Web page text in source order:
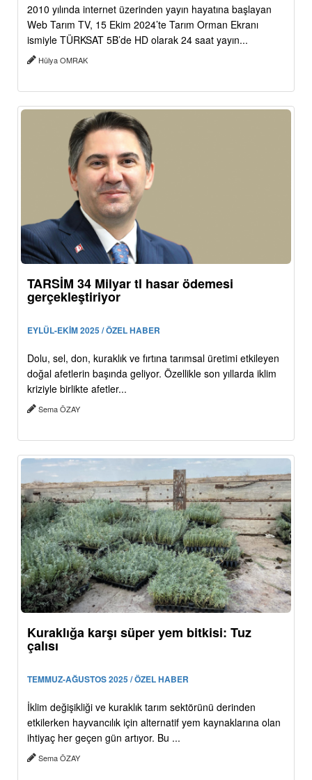
2010 yılında internet üzerinden yayın hayatına başlayan
Web Tarım TV, 15 Ekim 2024’te Tarım Orman Ekranı
ismiyle TÜRKSAT 5B’de HD olarak 24 saat yayın...
Hülya OMRAK
TARSİM 34 Milyar tl hasar ödemesi
gerçekleştiriyor
EYLÜL-EKİM 2025 / ÖZEL HABER
Dolu, sel, don, kuraklık ve fırtına tarımsal üretimi etkileyen
doğal afetlerin başında geliyor. Özellikle son yıllarda iklim
kriziyle birlikte afetler...
Sema ÖZAY
Kuraklığa karşı süper yem bitkisi: Tuz
çalısı
TEMMUZ-AĞUSTOS 2025 / ÖZEL HABER
İklim değişikliği ve kuraklık tarım sektörünü derinden
etkilerken hayvancılık için alternatif yem kaynaklarına olan
ihtiyaç her geçen gün artıyor. Bu ...
Sema ÖZAY